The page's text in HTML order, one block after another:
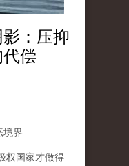
：压抑
偿
境界
权国家才做得